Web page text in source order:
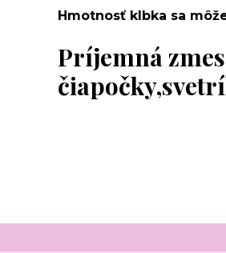
Hmotnosť klbka sa
Príjemná